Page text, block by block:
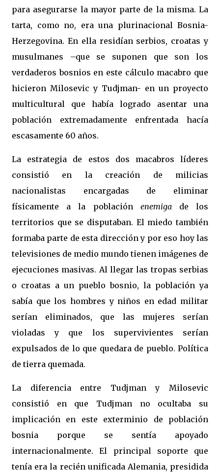
para asegurarse la mayor parte de la misma. La
tarta, como no, era una plurinacional Bosnia-
Herzegovina. En ella residían serbios, croatas y
musulmanes –que se suponen que son los
verdaderos bosnios en este cálculo macabro que
hicieron Milosevic y Tudjman- en un proyecto
multicultural que había logrado asentar una
población extremadamente enfrentada hacía
escasamente 60 años.
La estrategia de estos dos macabros líderes
consistió en la creación de milicias
nacionalistas encargadas de eliminar
físicamente a la población enemigade los
territorios que se disputaban. El miedo también
formaba parte de esta dirección y por eso hoy las
televisiones de medio mundo tienen imágenes de
ejecuciones masivas. Al llegar las tropas serbias
o croatas a un pueblo bosnio, la población ya
sabía que los hombres y niños en edad militar
serían eliminados, que las mujeres serían
violadas y que los supervivientes serían
expulsados de lo que quedara de pueblo. Política
de tierra quemada.
La diferencia entre Tudjman y Milosevic
consistió en que Tudjman no ocultaba su
implicación en este exterminio de población
bosnia porque se sentía apoyado
internacionalmente. El principal soporte que
tenía era la recién unificada Alemania, presidida